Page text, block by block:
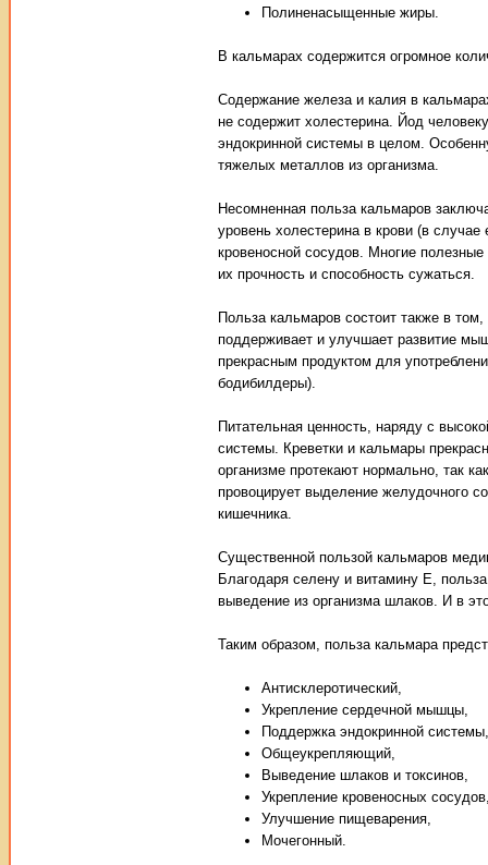
Полиненасыщенные жиры.
В кальмарах содержится огромное
Содержание железа и калия в
не содержит холестерина. Йод
эндокринной системы в целом.
тяжелых металлов из организма.
Несомненная польза кальмаров
уровень холестерина в крови (в
кровеносной сосудов. Многие
их прочность и способность сужаться.
Польза кальмаров состоит также в
поддерживает и улучшает развитие
прекрасным продуктом для
бодибилдеры).
Питательная ценность, наряду с
системы. Креветки и кальмары
организме протекают нормально, так
провоцирует выделение желудочного
кишечника.
Существенной пользой кальмаров
Благодаря селену и витамину Е,
выведение из организма шлаков. И в
Таким образом, польза кальмара
Антисклеротический,
Укрепление сердечной мышцы,
Поддержка эндокринной системы,
Общеукрепляющий,
Выведение шлаков и токсинов,
Укрепление кровеносных
Улучшение пищеварения,
Мочегонный.